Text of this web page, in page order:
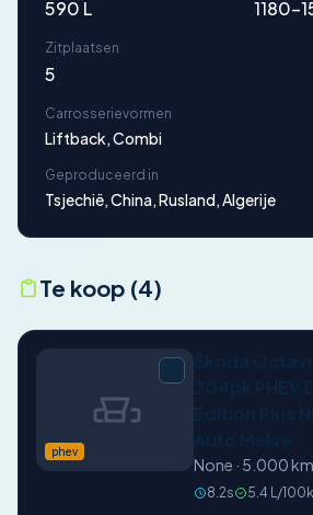
590 L 1180-
Zitplaatsen
5
Carrosserievormen
Liftback, Combi
Geproduceerd in
Tsjechië, China, Rusland, Algerije
Te koop (4)
phev
None · 5.000
8.2s 5.4 L/